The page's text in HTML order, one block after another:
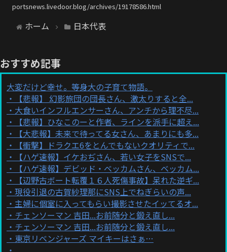
portsnews.livedoor.blog/archives/19178586.html
ホーム 日本代表
おすすめ記事
大変だけど幸せ。等身大の子育て物語。
【悲報】 幻影旅団の団長さん、激太りすると全...
大食いインフルエンサーさん、アンチから理不尽...
【悲報】ひなこのーと作者、ラインを派手に超え...
【大悲報】未来で待ってる女さん、あまりにも多...
【衝撃】ドラクエ6をとんでもないクオリティで...
【ハゲ速報】イケおぢさん、若い女子をSNSで...
【ハゲ速報】デビッド・ベッカムさん、ベッカム...
【辺野古ボート転覆１６人死傷事故】呆れた逆ギ...
現役引退の古賀紗理那にSNS上でねぎらいの声...
主婦に個室に入ってもらい撮影させたイッてるオ...
チェンソーマン 吉田...お前随分と鍛え直し...
チェンソーマン 吉田...お前随分と鍛え直し...
東京リベンジャーズ マイキーはさぁ…